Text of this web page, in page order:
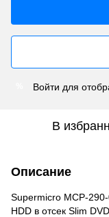
Войти для
В
Описание
Supermicro MCP-
HDD в отсек Slim